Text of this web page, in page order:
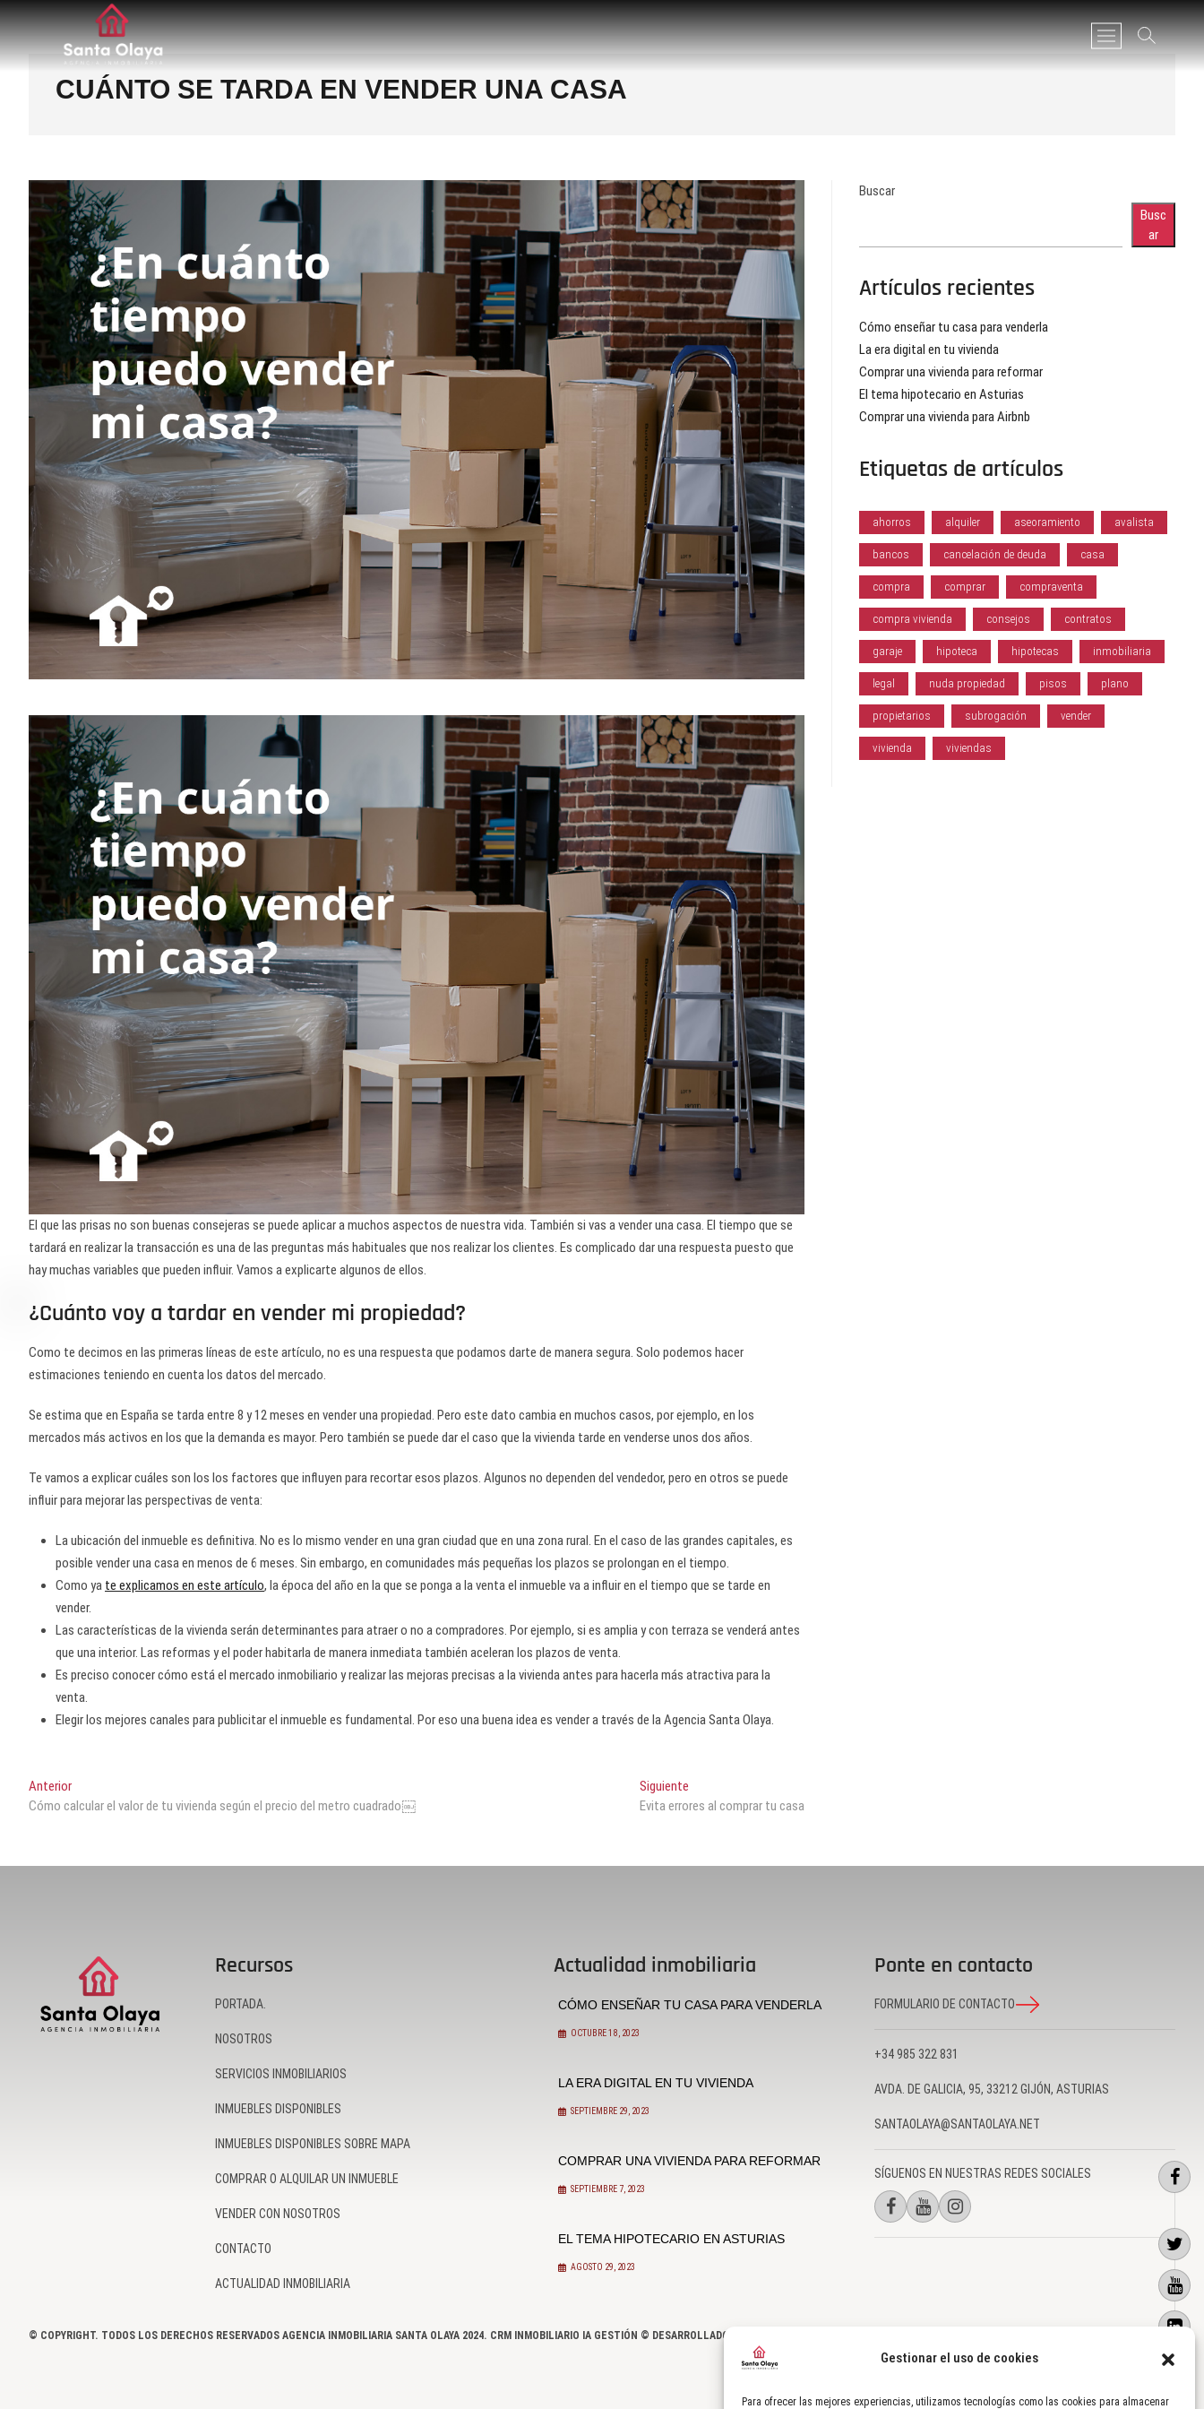
Gestionar el uso de cookies
Para ofrecer las mejores experiencias, utilizamos tecnologías como las cookies para almacenar
Santa Olaya. Agencia inmobiliaria en Gijón
B
o
ú
CUÁNTO SE TARDA EN VENDER UNA CASA
El que las prisas no son buenas consejeras se puede aplicar a muchos aspectos de nuestra vida. También si vas a vender una casa. El tiempo que se
tardará en realizar la transacción es una de las preguntas más habituales que nos realizar los clientes. Es complicado dar una respuesta puesto que
hay muchas variables que pueden influir. Vamos a explicarte algunos de ellos.
¿Cuánto voy a tardar en vender mi propiedad?
Como te decimos en las primeras líneas de este artículo, no es una respuesta que podamos darte de manera segura. Solo podemos hacer
estimaciones teniendo en cuenta los datos del mercado.
Se estima que en España se tarda entre 8 y 12 meses en vender una propiedad. Pero este dato cambia en muchos casos, por ejemplo, en los
mercados más activos en los que la demanda es mayor. Pero también se puede dar el caso que la vivienda tarde en venderse unos dos años.
Te vamos a explicar cuáles son los los factores que influyen para recortar esos plazos. Algunos no dependen del vendedor, pero en otros se puede
influir para mejorar las perspectivas de venta:
La ubicación del inmueble es definitiva. No es lo mismo vender en una gran ciudad que en una zona rural. En el caso de las grandes capitales, es
posible vender una casa en menos de 6 meses. Sin embargo, en comunidades más pequeñas los plazos se prolongan en el tiempo.
Como ya te explicamos en este artículo, la época del año en la que se ponga a la venta el inmueble va a influir en el tiempo que se tarde en
vender.
Las características de la vivienda serán determinantes para atraer o no a compradores. Por ejemplo, si es amplia y con terraza se venderá antes
que una interior. Las reformas y el poder habitarla de manera inmediata también aceleran los plazos de venta.
Es preciso conocer cómo está el mercado inmobiliario y realizar las mejoras precisas a la vivienda antes para hacerla más atractiva para la
venta.
Elegir los mejores canales para publicitar el inmueble es fundamental. Por eso una buena idea es vender a través de la Agencia Santa Olaya.
Anterior
Cómo calcular el valor de tu vivienda según el precio del metro cuadrado￼
Siguiente
Evita errores al comprar tu casa
Buscar
Busc
ar
Artículos recientes
Cómo enseñar tu casa para venderla
La era digital en tu vivienda
Comprar una vivienda para reformar
El tema hipotecario en Asturias
Comprar una vivienda para Airbnb
Etiquetas de artículos
ahorros alquiler aseoramiento avalista
bancos cancelación de deuda casa
compra comprar compraventa
compra vivienda consejos contratos
garaje hipoteca hipotecas inmobiliaria
legal nuda propiedad pisos plano
propietarios subrogación vender
vivienda viviendas
Recursos
PORTADA.
NOSOTROS
SERVICIOS INMOBILIARIOS
INMUEBLES DISPONIBLES
INMUEBLES DISPONIBLES SOBRE MAPA
COMPRAR O ALQUILAR UN INMUEBLE
VENDER CON NOSOTROS
CONTACTO
ACTUALIDAD INMOBILIARIA
Actualidad inmobiliaria
CÓMO ENSEÑAR TU CASA PARA VENDERLA
OCTUBRE 18, 2023
LA ERA DIGITAL EN TU VIVIENDA
SEPTIEMBRE 29, 2023
COMPRAR UNA VIVIENDA PARA REFORMAR
SEPTIEMBRE 7, 2023
EL TEMA HIPOTECARIO EN ASTURIAS
AGOSTO 29, 2023
Ponte en contacto
FORMULARIO DE CONTACTO
+34 985 322 831
AVDA. DE GALICIA, 95, 33212 GIJÓN, ASTURIAS
SANTAOLAYA@SANTAOLAYA.NET
SÍGUENOS EN NUESTRAS REDES SOCIALES
© COPYRIGHT. TODOS LOS DERECHOS RESERVADOS AGENCIA INMOBILIARIA SANTA OLAYA 2024. CRM INMOBILIARIO IA GESTIÓN © DESARROLLADO POR